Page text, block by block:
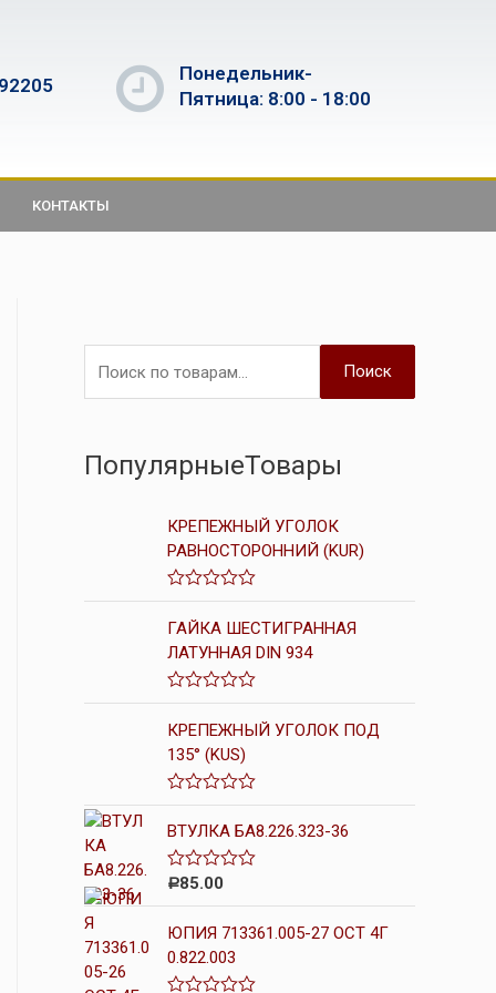
Понедельник-
Пятница: 8:00 - 18:00
КОНТАКТЫ
Поиск
ПопулярныеТовары
КРЕПЕЖНЫЙ УГОЛОК
РАВНОСТОРОННИЙ (KUR)
О
ц
е
н
а
0
з
5
ГАЙКА ШЕСТИГРАННАЯ
ЛАТУННАЯ DIN 934
О
ц
е
н
а
0
з
5
КРЕПЕЖНЫЙ УГОЛОК ПОД
135° (KUS)
О
ц
е
н
а
0
з
5
ВТУЛКА БА8.226.323-36
О
н
к
а
0
Р85.00
ЮПИЯ 713361.005-27 ОСТ 4Г
0.822.003